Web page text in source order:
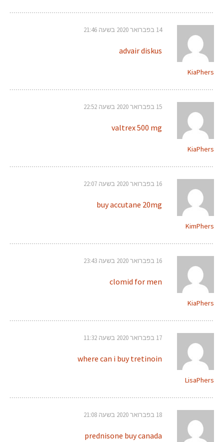
KiaPhers
14 בפברואר 2020 בשעה 21:46
advair diskus
KiaPhers
15 בפברואר 2020 בשעה 22:52
valtrex 500 mg
KimPhers
16 בפברואר 2020 בשעה 22:07
buy accutane 20mg
KiaPhers
16 בפברואר 2020 בשעה 23:43
clomid for men
LisaPhers
17 בפברואר 2020 בשעה 11:32
where can i buy tretinoin
18 בפברואר 2020 בשעה 21:08
prednisone buy canada